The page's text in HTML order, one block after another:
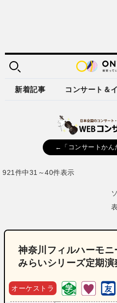
新着記事 コンサート＆
←「コンサートかん
921件中31～40件表示
神奈川フィルハーモ
みらいシリーズ定期演
オーケストラ